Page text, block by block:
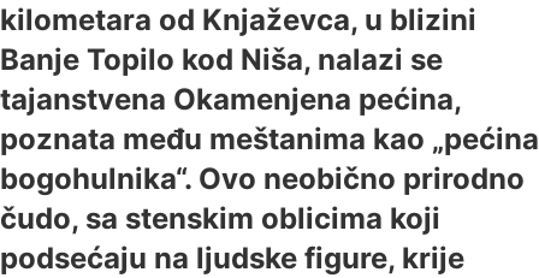
kilometara od Knjaževca, u blizini
Banje Topilo kod Niša, nalazi se
tajanstvena Okamenjena pećina,
poznata među meštanima kao „pećina
bogohulnika“. Ovo neobično prirodno
čudo, sa stenskim oblicima koji
podsećaju na ljudske figure, krije